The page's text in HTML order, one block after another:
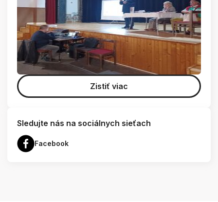
Zistiť viac
Sledujte nás na sociálnych sieťach
Facebook